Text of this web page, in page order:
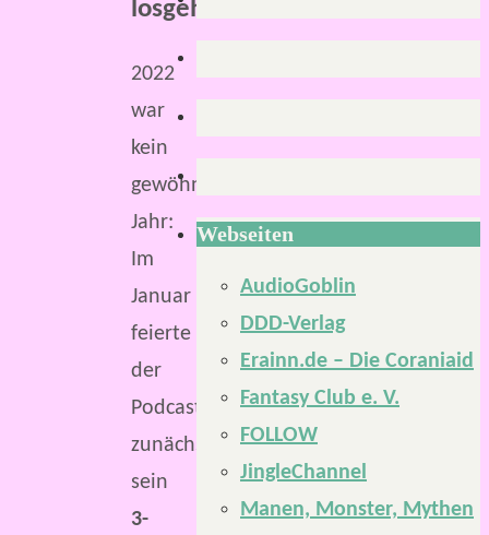
losgehen!
2022
war
kein
gewöhnliches
Jahr:
Im
Januar
feierte
der
Podcast
zunächst
sein
3-
Webseiten
AudioGoblin
DDD-Verlag
Erainn.de – Die Coraniaid
Fantasy Club e. V.
FOLLOW
JingleChannel
Manen, Monster, Mythen